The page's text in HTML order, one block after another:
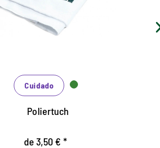
limpieza rápida y efectiva.
Limpiar
Soft Gum Classic
de 9,95 € *